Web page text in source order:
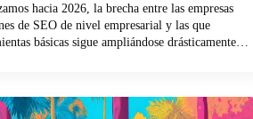
hacia 2026, la brecha entre las empresas
de SEO de nivel empresarial y las que
básicas sigue ampliándose drásticamente.